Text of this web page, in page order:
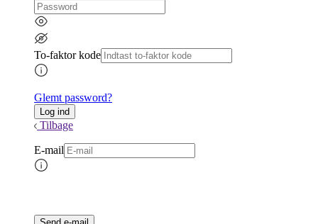
To-faktor kode
Glemt password?
Tilbage
E-mail